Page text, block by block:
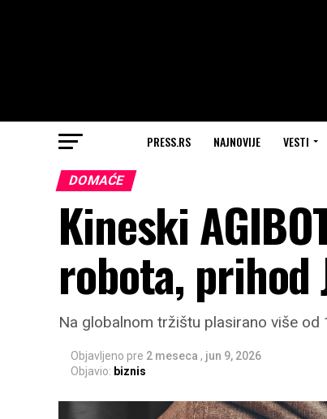
PRESS.RS NAJNOVIJE VESTI
DOMAĆE
Kineski
robota,
Na globalnom tržištu plasirano više
Objavljeno pre 2 meseca , jun 9, 2026
Objavio: biznis